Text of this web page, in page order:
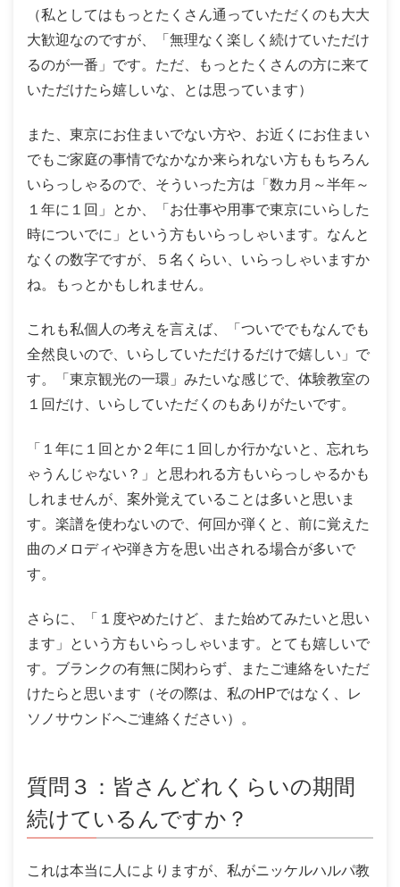
（私としてはもっとたくさん通っていただくのも大大
大歓迎なのですが、「無理なく楽しく続けていただけ
るのが一番」です。ただ、もっとたくさんの方に来て
いただけたら嬉しいな、とは思っています）
また、東京にお住まいでない方や、お近くにお住まい
でもご家庭の事情でなかなか来られない方ももちろん
いらっしゃるので、そういった方は「数カ月～半年～
１年に１回」とか、「お仕事や用事で東京にいらした
時についでに」という方もいらっしゃいます。なんと
なくの数字ですが、５名くらい、いらっしゃいますか
ね。もっとかもしれません。
これも私個人の考えを言えば、「ついででもなんでも
全然良いので、いらしていただけるだけで嬉しい」で
す。「東京観光の一環」みたいな感じで、体験教室の
１回だけ、いらしていただくのもありがたいです。
「１年に１回とか２年に１回しか行かないと、忘れち
ゃうんじゃない？」と思われる方もいらっしゃるかも
しれませんが、案外覚えていることは多いと思いま
す。楽譜を使わないので、何回か弾くと、前に覚えた
曲のメロディや弾き方を思い出される場合が多いで
す。
さらに、「１度やめたけど、また始めてみたいと思い
ます」という方もいらっしゃいます。とても嬉しいで
す。ブランクの有無に関わらず、またご連絡をいただ
けたらと思います（その際は、私のHPではなく、レ
ソノサウンドへご連絡ください）。
質問３：皆さんどれくらいの期間
続けているんですか？
これは本当に人によりますが、私がニッケルハルパ教